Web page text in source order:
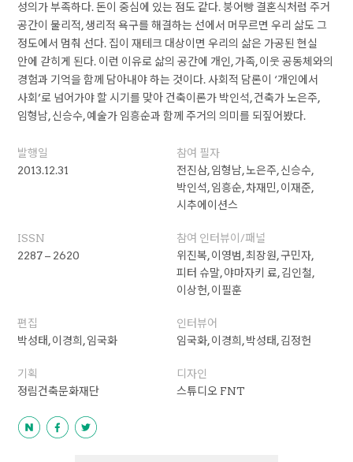
성의가 부족하다. 돈이 중심에 있는 점도 같다. 붕어빵 결혼식처럼 주거
공간이 물리적, 생리적 욕구를 해결하는 선에서 머무르면 우리 삶도 그
정도에서 멈춰 선다. 집이 재테크 대상이면 우리의 삶은 가공된 현실
안에 갇히게 된다. 이런 이유로 삶의 공간에 개인, 가족, 이웃 공동체와의
경험과 기억을 함께 담아내야 하는 것이다. 사회적 담론이 ‘개인에서
사회’로 넘어가야 할 시기를 맞아 건축이론가 박인석, 건축가 노은주,
임형남, 신승수, 예술가 임흥순과 함께 주거의 의미를 되짚어봤다.
발행일
2013.12.31
참여 필자
전진삼, 임형남, 노은주, 신승수,
박인석, 임흥순, 차재민, 이재준,
시추에이션스
ISSN
2287 – 2620
참여 인터뷰이/패널
위진복, 이영범, 최장원, 구민자,
피터 슈말, 야마자키 료, 김인철,
이상헌, 이필훈
편집
박성태, 이경희, 임국화
인터뷰어
임국화, 이경희, 박성태, 김정헌
기획
정림건축문화재단
디자인
스튜디오 FNT